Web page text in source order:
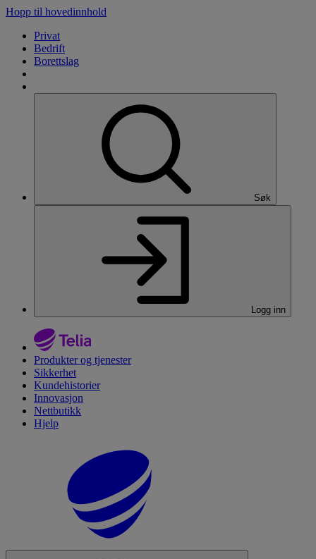
Hopp til hovedinnhold
Privat
Bedrift
Borettslag
Søk
Logg inn
Produkter og tjenester
Sikkerhet
Kundehistorier
Innovasjon
Nettbutikk
Hjelp